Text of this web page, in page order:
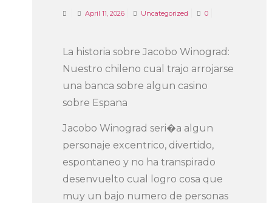
April 11, 2026 Uncategorized 0
La historia sobre Jacobo Winograd:
Nuestro chileno cual trajo arrojarse
una banca sobre algun casino
sobre Espana
Jacobo Winograd seri�a algun
personaje excentrico, divertido,
espontaneo y no ha transpirado
desenvuelto cual logro cosa que
muy un bajo numero de personas